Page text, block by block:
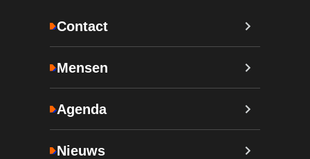
Contact
Mensen
Agenda
Nieuws